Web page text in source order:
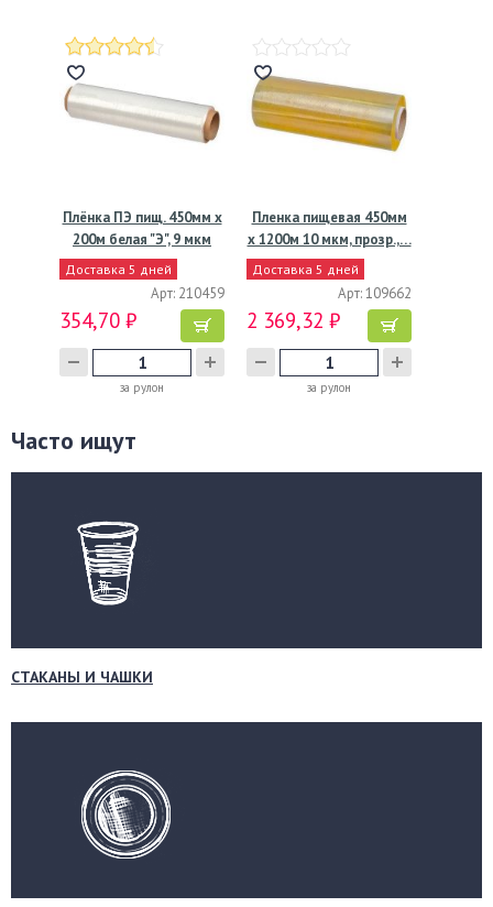
Плёнка ПЭ пищ. 450мм х
200м белая "Э", 9 мкм
Доставка 5 дней
Арт: 210459
354,70 ₽
за рулон
Пленка пищевая 450мм
х 1200м 10 мкм, прозр.,…
Доставка 5 дней
Арт: 109662
2 369,32 ₽
за рулон
Часто ищут
СТАКАНЫ И ЧАШКИ